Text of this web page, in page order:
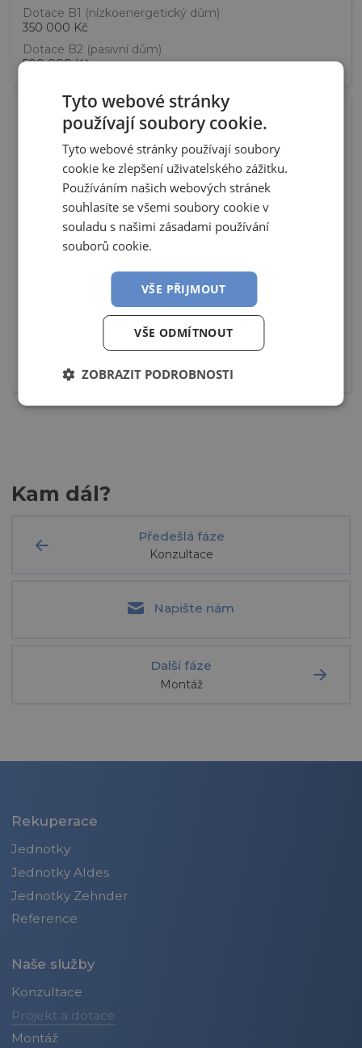
Dotace B1 (nízkoenergetický dům)
350 000 Kč
Dotace B2 (pasivní dům)
500 000 Kč
Dotace pro bytové domy
Lze žádat také o dotaci na centrální i decentrální systém
větrání pro bytové domy a získat fixní částku za každou
napojenou bytovou jednotku.
Centrální systém větrání
za bytovou jednotku
Decentrální systém větrání
za bytovou jednotku
Kam dál?
Předešlá fáze
Konzultace
Napište nám
Další fáze
Montáž
Rekuperace
Jednotky
Jednotky Aldes
Jednotky Zehnder
Reference
Naše služby
Konzultace
Projekt a dotace
Montáž
Tyto webové stránky
používají soubory cookie.
Tyto webové stránky používají soubory
cookie ke zlepšení uživatelského zážitku.
Používáním našich webových stránek
souhlasíte se všemi soubory cookie v
souladu s našimi zásadami používání
souborů cookie.
VŠE PŘIJMOUT
VŠE ODMÍTNOUT
ZOBRAZIT PODROBNOSTI